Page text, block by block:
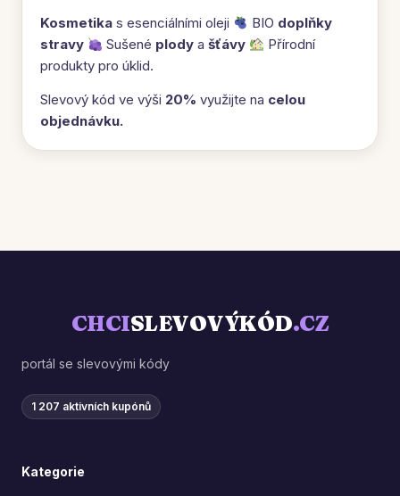
Kosmetika s esenciálními oleji BIO doplňky
stravy
Sušené plodyašťávy
Přírodní
produkty pro úklid.
Slevový kód ve výši 20% využijte na celou
objednávku.
CHCISLEVOVÝKÓD.CZ
portál se slevovými kódy
1 207 aktivních kupónů
Kategorie